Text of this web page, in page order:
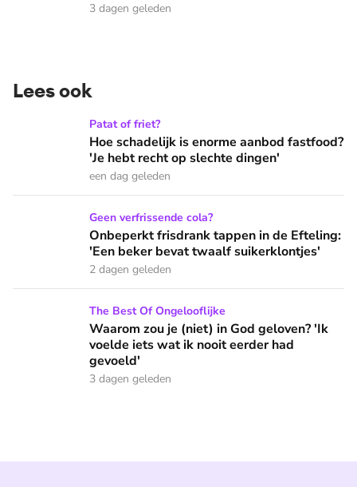
3 dagen geleden
Lees ook
Hoe schadelijk is enorme aanbod fastfood? 'Je hebt recht
Patat of friet?
Hoe schadelijk is enorme aanbod fastfood?
'Je hebt recht op slechte dingen'
een dag geleden
Onbeperkt frisdrank tappen in de Efteling: 'Een beker
Geen verfrissende cola?
Onbeperkt frisdrank tappen in de Efteling:
'Een beker bevat twaalf suikerklontjes'
2 dagen geleden
Waarom zou je (niet) in God geloven? 'Ik voelde iets wat
The Best Of Ongelooflijke
Waarom zou je (niet) in God geloven? 'Ik
voelde iets wat ik nooit eerder had
gevoeld'
3 dagen geleden